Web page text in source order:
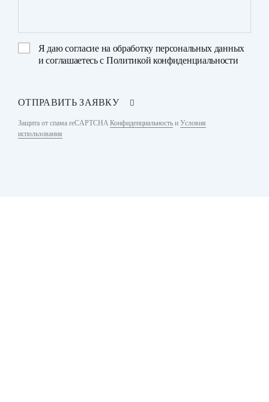
Я даюсогласие на обработку персональных данных
и соглашаетесь с Политикой конфиденциальности
ОТПРАВИТЬ ЗАЯВКУ
Защита от спама reCAPTCHA Конфиденциальность и Условия
использования